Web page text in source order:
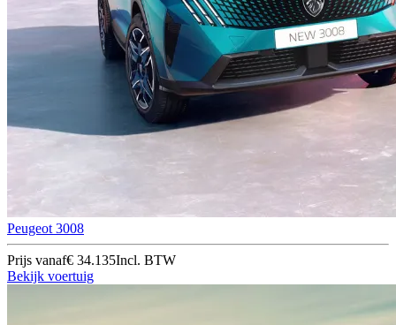
Peugeot 3008
Prijs vanaf€ 34.135Incl. BTW
Bekijk voertuig